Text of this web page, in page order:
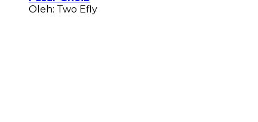
Oleh: Two Efly